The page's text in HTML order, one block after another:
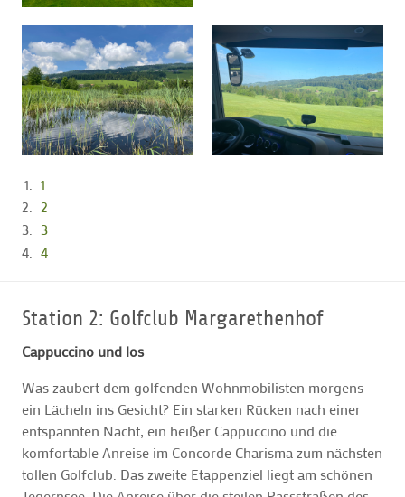
1
2
3
4
Station 2: Golfclub Margarethenhof
Cappuccino und los
Was zaubert dem golfenden Wohnmobilisten morgens
ein Lächeln ins Gesicht? Ein starken Rücken nach einer
entspannten Nacht, ein heißer Cappuccino und die
komfortable Anreise im Concorde Charisma zum nächsten
tollen Golfclub. Das zweite Etappenziel liegt am schönen